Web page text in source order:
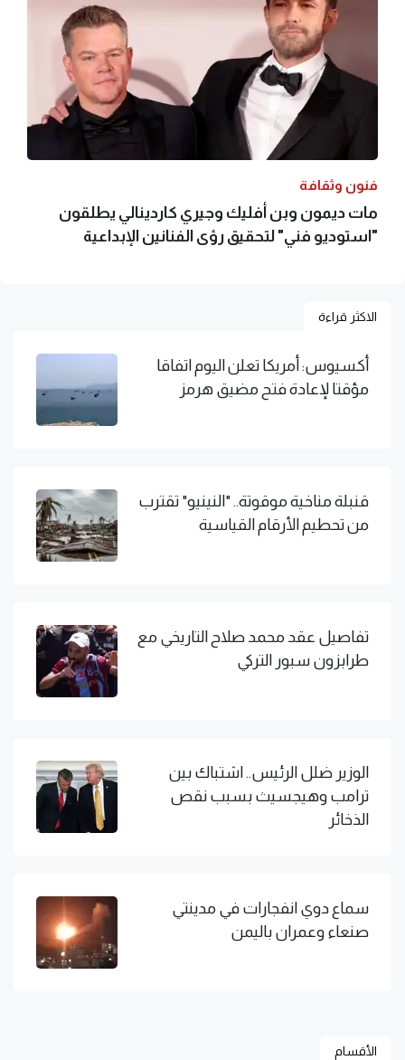
فنون وثقافة
مات ديمون وبن أفليك وجيري كاردينالي يطلقون
"استوديو فني" لتحقيق رؤى الفنانين الإبداعية
الاكثر قراءة
أكسيوس: أمريكا تعلن اليوم اتفاقا
مؤقتا لإعادة فتح مضيق هرمز
قنبلة مناخية موقوتة.. "النينيو" تقترب
من تحطيم الأرقام القياسية
تفاصيل عقد محمد صلاح التاريخي مع
طرابزون سبور التركي
الوزير ضلل الرئيس.. اشتباك بين
ترامب وهيجسيث بسبب نقص
الذخائر
سماع دوي انفجارات في مدينتي
صنعاء وعمران باليمن
الأقسام